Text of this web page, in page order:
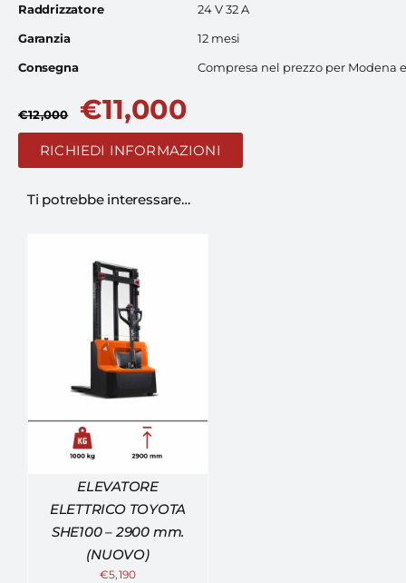
Raddrizzatore
24 V 32 A
Garanzia
12 mesi
Consegna
Compresa nel prezzo per Modena
€12,000 €11,000
RICHIEDI INFORMAZIONI
Ti potrebbe interessare…
ELEVATORE
ELETTRICO TOYOTA
SHE100 – 2900 mm.
(NUOVO)
€5,190